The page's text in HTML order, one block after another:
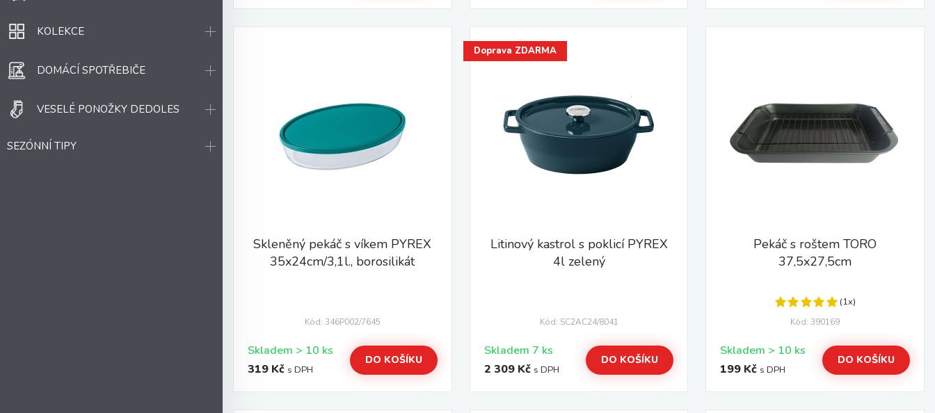
KOLEKCE
DOMÁCÍ SPOTŘEBIČE
VESELÉ PONOŽKY DEDOLES
SEZÓNNÍ TIPY
Skleněný pekáč s víkem PYREX
35x24cm/3,1l., borosilikát
Kód: 346P002/7645
Skladem > 10 ks
319 Kč s DPH
DO KOŠÍKU
Doprava ZDARMA
Litinový kastrol s poklicí PYREX
4l zelený
Kód: SC2AC24/8041
Skladem 7 ks
2 309 Kč s DPH
DO KOŠÍKU
Pekáč s roštem TORO
37,5x27,5cm
(1x)
Kód: 390169
Skladem > 10 ks
199 Kč s DPH
DO KOŠÍKU